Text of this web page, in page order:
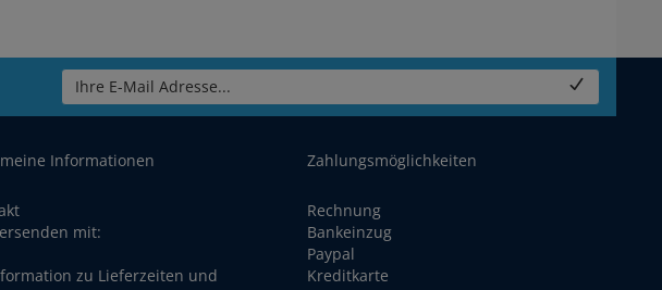
Ihre E-Mail Adresse...
Informationen
mit:
zu Lieferzeiten und
Zahlungsmöglichkeiten
Rechnung
Bankeinzug
Paypal
Kreditkarte